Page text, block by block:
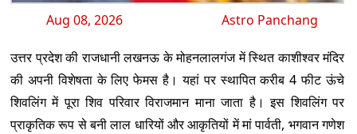
Aug 08, 2026 Astro Panchang
उत्तर प्रदेश की राजधानी लखनऊ के मोहनलालगंज में स्थित काशीश्वर मंदिर
की अपनी विशेषता के लिए फेमस है। यहां पर स्थापित करीब 4 फीट ऊंचे
शिवलिंग में पूरा शिव परिवार विराजमान माना जाता है। इस शिवलिंग पर
प्राकृतिक रूप से बनी लाल धारियों और आकृतियों में मां पार्वती, भगवान गणेश